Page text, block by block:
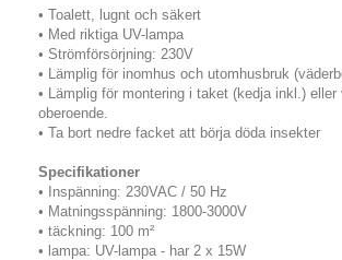
• Toalett, lugnt och säkert
• Med riktiga UV-lampa
• Strömförsörjning: 230V
• Lämplig för inomhus och utomhusbruk
• Lämplig för montering i taket (kedja inkl.) eller
oberoende.
• Ta bort nedre facket att börja döda insekter
Specifikationer
• Inspänning: 230VAC / 50 Hz
• Matningsspänning: 1800-3000V
• täckning: 100 m²
• lampa: UV-lampa - har 2 x 15W